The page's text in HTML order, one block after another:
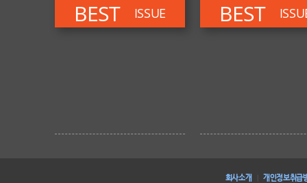
BEST ISSUE BEST
회사소개
개인정보취급